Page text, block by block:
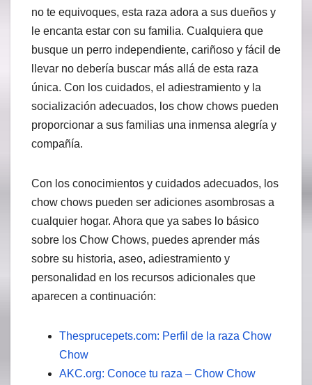
no te equivoques, esta raza adora a sus dueños y
le encanta estar con su familia. Cualquiera que
busque un perro independiente, cariñoso y fácil de
llevar no debería buscar más allá de esta raza
única. Con los cuidados, el adiestramiento y la
socialización adecuados, los chow chows pueden
proporcionar a sus familias una inmensa alegría y
compañía.
Con los conocimientos y cuidados adecuados, los
chow chows pueden ser adiciones asombrosas a
cualquier hogar. Ahora que ya sabes lo básico
sobre los Chow Chows, puedes aprender más
sobre su historia, aseo, adiestramiento y
personalidad en los recursos adicionales que
aparecen a continuación:
Thesprucepets.com: Perfil de la raza Chow
Chow
AKC.org: Conoce tu raza – Chow Chow